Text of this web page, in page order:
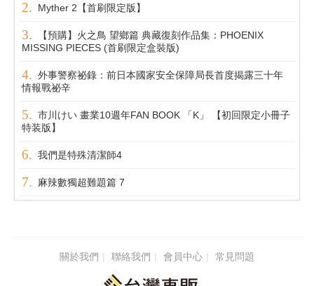
Myther 2【首刷限定版】
【預購】火之鳥 望鄉篇 典藏復刻作品集：PHOENIX
MISSING PIECES (首刷限定盒裝版)
外事警察祕錄：前日本國家安全保障局長首度揭露三十年
情報戰祕辛
市川けい 畫業10週年FAN BOOK 「K」 【初回限定小冊子
特装版】
我們是特殊清潔師4
麻辣數獨超難題篇 7
關於我們 聯絡我們 會員中心 常見問題